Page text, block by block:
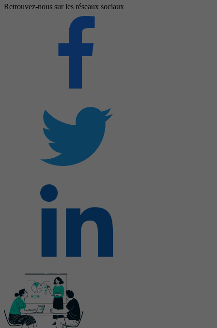
Retrouvez-nous sur les réseaux sociaux